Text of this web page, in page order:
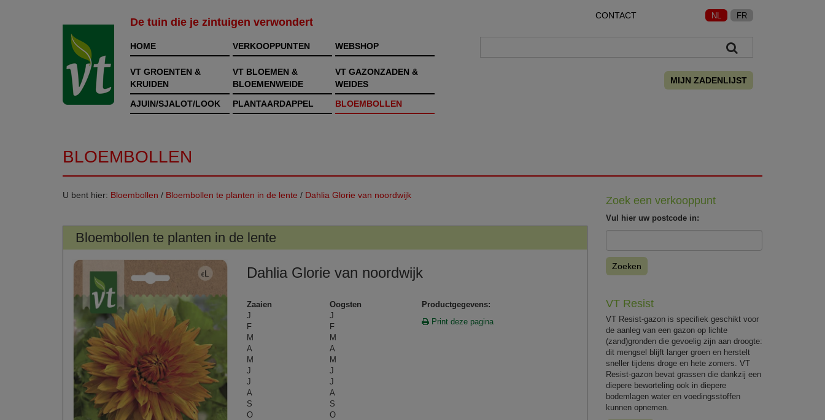
De tuin die je zintuigen verwondert
CONTACT NL FR
HOME VERKOOPPUNTEN WEBSHOP
VT GROENTEN &
KRUIDEN
VT BLOEMEN &
BLOEMENWEIDE
VT GAZONZADEN &
WEIDES
AJUIN/SJALOT/LOOK
PLANTAARDAPPEL BLOEMBOLLEN
MIJN ZADENLIJST
BLOEMBOLLEN
U bent hier: Bloembollen / Bloembollen te planten in de lente / Dahlia Glorie van noordwijk
Bloembollen te planten in de lente
Dahlia Glorie van noordwijk
Zaaien
Oogsten
J
J
F
F
M
M
A
A
M
M
J
J
J
J
A
A
S
S
O
O
Productgegevens:
Print deze pagina
Zoek een verkooppunt
Vul hier uw postcode in:
Zoeken
VT Resist
VT Resist-gazon is specifiek geschikt voor
de aanleg van een gazon op lichte
(zand)gronden die gevoelig zijn aan droogte:
dit mengsel blijft langer groen en herstelt
sneller tijdens droge en hete zomers. VT
Resist-gazon bevat grassen die dankzij een
diepere beworteling ook in diepere
bodemlagen water en voedingsstoffen
kunnen opnemen.